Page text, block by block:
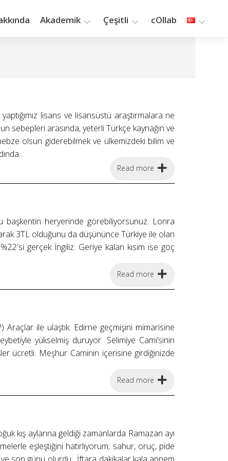
Akademik Çeşitli cOllab
lisans ve lisansüstü araştırmalara ne
sebepleri arasında, yeterli Türkçe kaynağın ve
olsun giderebilmek ve ülkemizdeki bilim ve
Read more
başkentin heryerinde görebiliyorsunuz. Lonra
3TL olduğunu da düşününce Türkiye ile olan
gerçek İngiliz. Geriye kalan kısım ise göç
Read more
Araçlar ile ulaştık. Edirne geçmişini mimarisine
yükselmiş duruyor. Selimiye Cami’sinin
ücretli. Meşhur Caminin içerisine girdiğinizde
Read more
kış aylarına geldiği zamanlarda Ramazan ayı
eşleştiğini hatırlıyorum; sahur, oruç, pide